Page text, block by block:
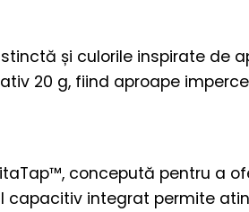
și culorile inspirate de
20 g, fiind aproape
concepută pentru a
integrat permite